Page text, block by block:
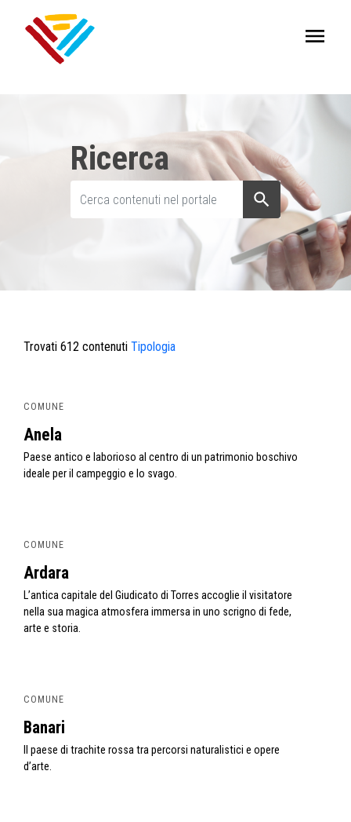
Ricerca
COMUNE
Anela
Paese antico e laborioso al centro di un patrimonio boschivo
ideale per il campeggio e lo svago.
COMUNE
Ardara
L’antica capitale del Giudicato di Torres accoglie il visitatore
nella sua magica atmosfera immersa in uno scrigno di fede,
arte e storia.
COMUNE
Banari
Il paese di trachite rossa tra percorsi naturalistici e opere
d’arte.
Trovati 612 contenuti Tipologia